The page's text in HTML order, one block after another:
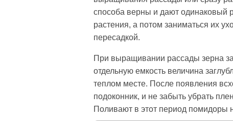
способа верны и дают одинаковый
растения, а потом заниматься их
пересадкой.
При выращивании рассады зерна
отдельную емкость величина
теплом месте. После появления
подоконник, и не забыть убрать
Поливают в этот период помидоры